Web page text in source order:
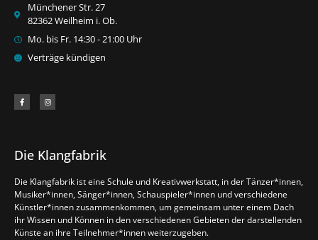
Münchener Str. 27
82362 Weilheim i. Ob.
Mo. bis Fr. 14:30 - 21:00 Uhr
Verträge kündigen
Die Klangfabrik
Die Klangfabrik ist eine Schule und Kreativwerkstatt, in der Tänzer*innen,
Musiker*innen, Sänger*innen, Schauspieler*innen und verschiedene
Künstler*innen zusammenkommen, um gemeinsam unter einem Dach
ihr Wissen und Können in den verschiedenen Gebieten der darstellenden
Künste an ihre Teilnehmer*innen weiterzugeben.